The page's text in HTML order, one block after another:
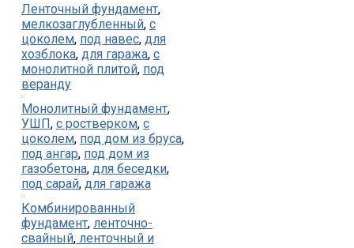
Ленточный фундамент,
мелкозаглубленный, с
цоколем, под навес, для
хозблока, для гаража, с
монолитной плитой, под
веранду
Монолитный фундамент,
УШП, с ростверком, с
цоколем, под дом из бруса,
под ангар, под дом из
газобетона, для беседки,
под сарай, для гаража
Комбинированный
фундамент, ленточно-
свайный, ленточный и